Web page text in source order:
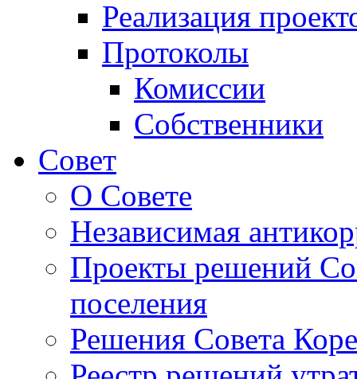
Реализация
Протоколы
Комиссии
Собственники
Совет
О Совете
Независимая
Проекты решений
поселения
Решения Совета